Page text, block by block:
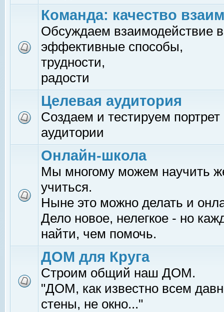
Команда: качество
Обсуждаем взаимодействие
эффективные способы,
трудности,
радости
Целевая аудитория
Создаем и тестируем
аудитории
Онлайн-школа
Мы многому можем научить
учиться.
Ныне это можно делать и
Дело новое, нелегкое - но
найти, чем помочь.
ДОМ для Круга
Строим общий наш ДОМ.
"ДОМ, как известно всем
стены, не окно..."